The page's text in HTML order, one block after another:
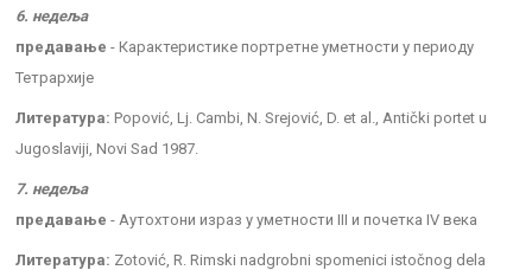
6. недеља
предавање - Карактеристике портретне уметности у периоду
Тетрархије
Литература: Popović, Lj. Cambi, N. Srejović, D. et al., Antički portet u
Jugoslaviji, Novi Sad 1987.
7. недеља
предавање - Аутохтони израз у уметности III и почетка IV века
Литература: Zotović, R. Rimski nadgrobni spomenici istočnog dela